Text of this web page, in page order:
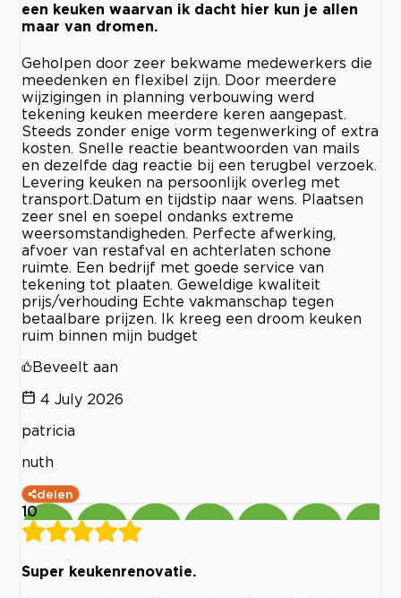
een keuken waarvan ik dacht hier kun je allen
maar van dromen.
Geholpen door zeer bekwame medewerkers die
meedenken en flexibel zijn. Door meerdere
wijzigingen in planning verbouwing werd
tekening keuken meerdere keren aangepast.
Steeds zonder enige vorm tegenwerking of extra
kosten. Snelle reactie beantwoorden van mails
en dezelfde dag reactie bij een terugbel verzoek.
Levering keuken na persoonlijk overleg met
transport.Datum en tijdstip naar wens. Plaatsen
zeer snel en soepel ondanks extreme
weersomstandigheden. Perfecte afwerking,
afvoer van restafval en achterlaten schone
ruimte. Een bedrijf met goede service van
tekening tot plaaten. Geweldige kwaliteit
prijs/verhouding Echte vakmanschap tegen
betaalbare prijzen. Ik kreeg een droom keuken
ruim binnen mijn budget
Beveelt aan
4 July 2026
patricia
nuth
delen
10
Super keukenrenovatie.